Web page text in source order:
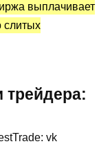
выплачивает
слитых
трейдера:
vk